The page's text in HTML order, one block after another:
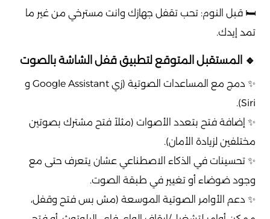
🛏️ قبل النوم: تحب تقفل جهازك وانت مسترخي من غير ما
تمد إيدك.
🔹 المستقبل المتوقع لتطبيق قفل الشاشة بالصوت
✨ دمج مع المساعدات الصوتية (زي Google Assistant و
Siri).
✨ إضافة فتح بتعدد الأصوات (مثلاً فتح مشترك بصوتين
مختلفين لزيادة الأمان).
✨ تحسينات في الذكاء الاصطناعي عشان يتعرف حتى مع
وجود ضوضاء أو تغيير في طبقة الصوت.
✨ دعم الأوامر الصوتية الموسعة (مش بس فتح وقفل،